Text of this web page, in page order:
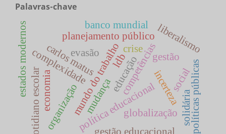
Palavras-chave
competências
educação
mundo do trabalho
política educacional
planejamento público
carlos matus gestão
complexidade
incerteza
crise
mudança
organização
estados modernos liberalismo
globalização
economia social
solidária
banco mundial
ldb
cotidiano escolar políticas públicas
evasão
gestão educacional